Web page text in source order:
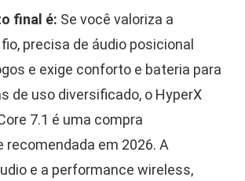
final é: Se você valoriza a
precisa de áudio posicional
e exige conforto e bateria para
de uso diversificado, o HyperX
7.1 é uma compra
em 2026. A
e a performance wireless,